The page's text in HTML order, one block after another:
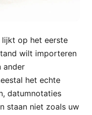
lijkt op het eerste
wilt importeren
ander
het echte
datumnotaties
staan niet zoals uw